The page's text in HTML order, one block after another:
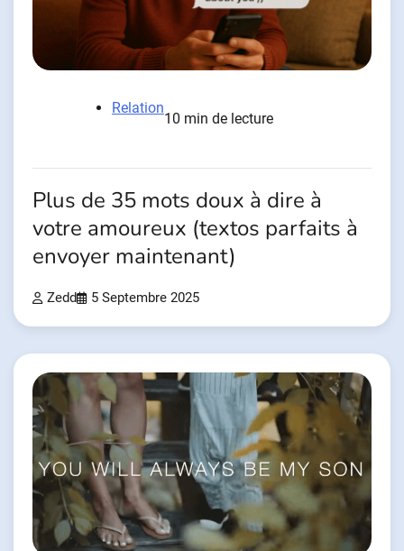
Relation
10 min de lecture
Plus de 35 mots doux à dire à
votre amoureux (textos parfaits à
envoyer maintenant)
Zedd 5 Septembre 2025